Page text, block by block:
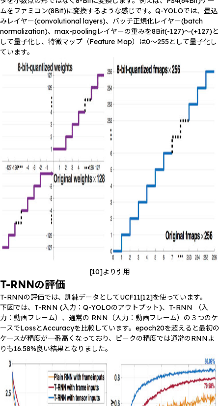
ムをファミコン(8Bit)に変換するような感じです。Q-YOLOでは、畳込
みレイヤー(convolutional layers)、バッチ正規化レイヤー(batch
normalization)、max-poolingレイヤーの重みを8Bit(-127)〜(+127)と
して量子化し、特徴マップ（Feature Map）は0〜255として量子化し
ています。
[10]より引用
T-RNNの評価
T-RNNの評価では、訓練データとしてUCF11[12]を使っています。
下図では、T-RNN (入力：Q-YOLOのアウトプット)、T-RNN （入
力：動画フレーム）、通常の RNN（入力：動画フレーム）の３つのケ
ースでLossとAccuracyを比較しています。epoch20を超えると最初の
ケースが精度が一番高くなっており、ピークの精度では通常のRNNよ
りも16.58%良い結果となりました。